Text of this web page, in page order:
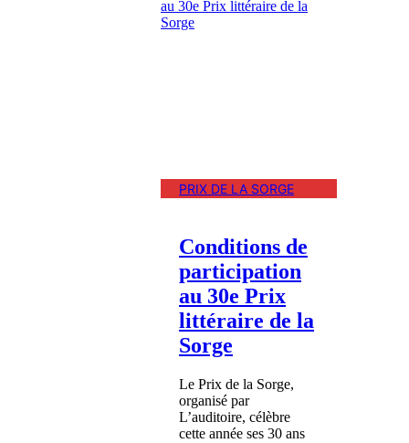
PRIX DE LA SORGE
Conditions de
participation
au 30e Prix
littéraire de la
Sorge
Le Prix de la Sorge,
organisé par
L’auditoire, célèbre
cette année ses 30 ans